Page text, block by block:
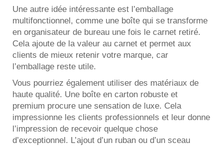
Une autre idée intéressante est l’emballage
multifonctionnel, comme une boîte qui se transforme
en organisateur de bureau une fois le carnet retiré.
Cela ajoute de la valeur au carnet et permet aux
clients de mieux retenir votre marque, car
l’emballage reste utile.
Vous pourriez également utiliser des matériaux de
haute qualité. Une boîte en carton robuste et
premium procure une sensation de luxe. Cela
impressionne les clients professionnels et leur donne
l’impression de recevoir quelque chose
d’exceptionnel. L’ajout d’un ruban ou d’un sceau